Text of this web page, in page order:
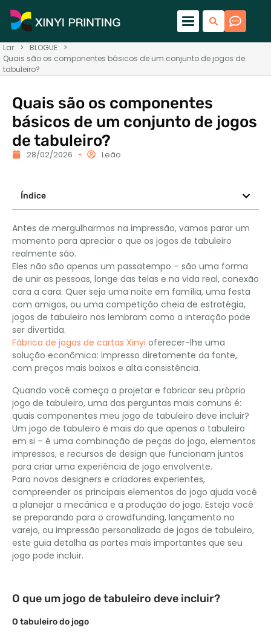
Lar > BLOGUE
>
Quais são os componentes básicos de um conjunto de jogos de
tabuleiro?
Quais são os componentes
básicos de um conjunto de jogos
de tabuleiro?
28/02/2026 Leão
Índice
Antes de mergulharmos na impressão, vamos parar um
momento para apreciar o que os jogos de tabuleiro
realmente são.
Eles não são apenas um passatempo – são uma forma
de unir as pessoas, longe das telas e na vida real, conexão
cara a cara. Quer seja uma noite em família, uma festa
com amigos, ou uma competição cheia de estratégia,
jogos de tabuleiro nos lembram como a interação pode
ser divertida.
Fábrica de jogos de cartas Xinyi oferecer-lhe uma
solução econômica: impresso diretamente da fonte,
com preços mais baixos e alta consistência.
Quando você começa a projetar e fabricar seu próprio
jogo de tabuleiro, uma das perguntas mais comuns é:
quais componentes meu jogo de tabuleiro deve incluir?
Um jogo de tabuleiro é mais do que apenas o tabuleiro
em si – é uma combinação de peças do jogo, elementos
impressos, e recursos de design que funcionam juntos
para criar uma experiência de jogo envolvente.
Para novos designers e criadores experientes,
compreender os principais elementos do jogo ajuda você
a planejar a mecânica e a produção do jogo. Esteja você
se preparando para o crowdfunding, lançamento no
varejo, ou impressão personalizada de jogos de tabuleiro,
este guia detalha as partes mais importantes que seu
jogo pode incluir.
O que um jogo de tabuleiro deve incluir?
O tabuleiro do jogo